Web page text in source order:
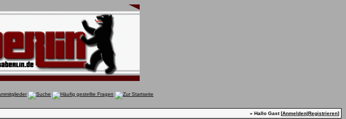
» Hallo Gast [Anmelden|Registrieren]